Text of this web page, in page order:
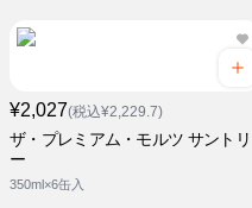
¥2,027(税込¥2,229.7)
ザ・プレミアム・モルツ サントリ
ー
350ml×6缶入